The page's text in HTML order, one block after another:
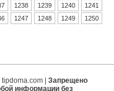
1238 1239 1240
1241
1247 1248 1249
1250
| Запрещено
информации без